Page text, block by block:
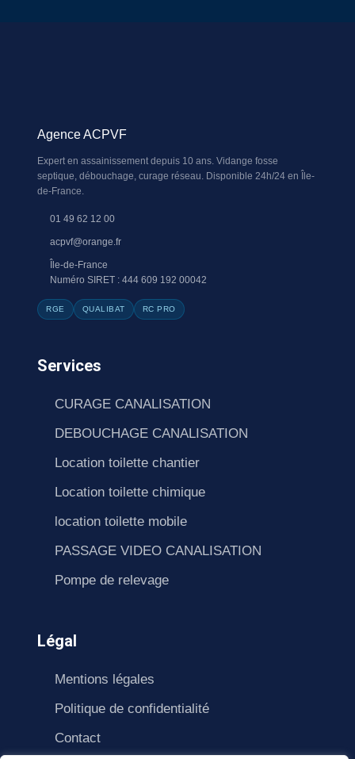
Agence ACPVF
Expert en assainissement depuis 10 ans. Vidange fosse
septique, débouchage, curage réseau. Disponible 24h/24 en Île-
de-France.
01 49 62 12 00
acpvf@orange.fr
Île-de-France
Numéro SIRET : 444 609 192 00042
RGE QUALIBAT RC PRO
Services
CURAGE CANALISATION
DEBOUCHAGE CANALISATION
Location toilette chantier
Location toilette chimique
location toilette mobile
PASSAGE VIDEO CANALISATION
Pompe de relevage
Légal
Mentions légales
Politique de confidentialité
Contact